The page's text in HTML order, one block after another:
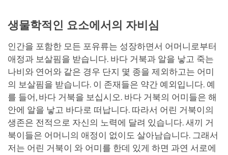
생물학적인 요소에서의 자비심
인간을 포함한 모든 포유류는 성장하면서 어머니로부터
애정과 보살핌을 받습니다. 바다 거북과 알을 낳고 죽는
나비와 연어와 같은 경우 단지 몇 종을 제외하고는 어미
의 보살핌을 받습니다. 이 존재들은 약간 예외입니다. 예
를 들어, 바다 거북을 보십시오. 바다 거북의 어미들은 해
안에 알을 낳고 바다로 떠납니다. 따라서 어린 거북이의
생존은 전적으로 자신의 노력에 달려 있습니다. 새끼 거
북이들은 어머니의 애정이 없이도 살아남습니다. 그래서
저는 어린 거북이 와 어미를 한데 있게 하면 과연 서로에